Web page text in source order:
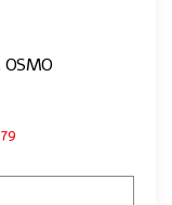
OSMO ג'ל עיצוב אקסטרים | 150 מ"ל
79